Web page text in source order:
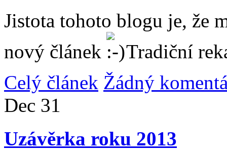
Jistota tohoto blogu je, že
nový článek
Tradiční
Celý článek Žádný
Dec 31
Uzávěrka roku 2013